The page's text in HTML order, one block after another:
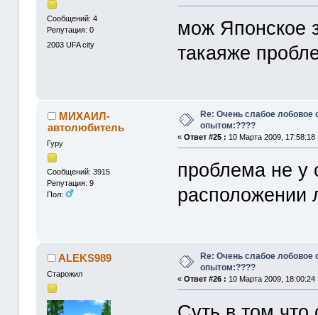
Сообщений: 4
Репутация: 0
2003 UFA city
мож Японское
такаяже
МИХАИЛ-
автолюбитель
Гуру
Сообщений: 3915
Репутация: 9
Пол:
Re: Очень слабое лобовое
опытом:????
«Ответ #25 : 10 Марта 2009, 17:58:18
проблема не у
расположении
ALEKS989
Старожил
Re: Очень слабое лобовое
опытом:????
«Ответ #26 : 10 Марта 2009, 18:00:24